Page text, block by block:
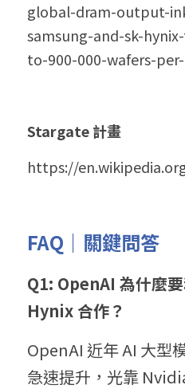
global-dram-output-
samsung-and-sk-
to-900-000-wafers-
Stargate 計畫
https://
FAQ｜關鍵問答
Q1: OpenAI 為什麼
Hynix 合作？
OpenAI 近年 AI 大型
急速提升，光靠